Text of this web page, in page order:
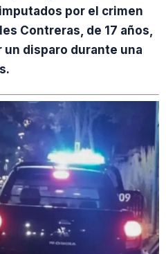
por el crimen
Contreras, de 17 años,
disparo durante una